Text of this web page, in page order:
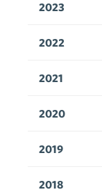
2023
2022
2021
2020
2019
2018